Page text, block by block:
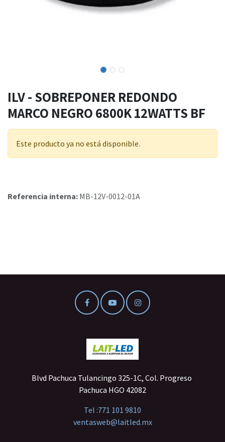
ILV - SOBREPONER REDONDO
MARCO NEGRO 6800K 12WATTS BF
Este producto ya no está disponible.
Referencia interna: MB-12V-0012-01A
Blvd Pachuca Tulancingo 325-1C, Col. Progreso
Pachuca HGO 42082
Tel :771 101 9810
ventasweb@laitled.mx